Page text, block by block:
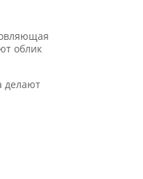
облик
делают